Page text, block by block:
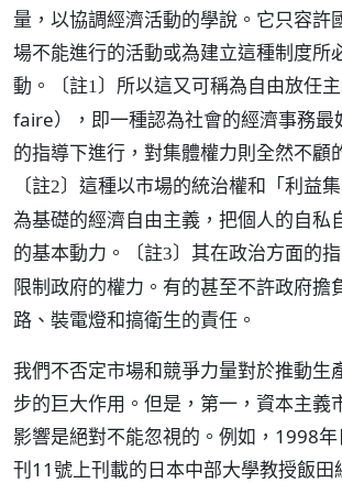
量，以協調經濟活動的學說。它只容許
場不能進行的活動或為建立這種制度所
動。
〔註1〕 所以這又可稱為自由放任
faire），即一種認為社會的經濟事務最
的指導下進行，對集體權力則全然不顧
〔註2〕 這種以市場的統治權和「利益集
為基礎的經濟自由主義，把個人的自私
的基本動力。
〔註3〕 其在政治方面的
限制政府的權力。有的甚至不許政府擔
路、裝電燈和搞衛生的責任。
我們不否定市場和競爭力量對於推動生
步的巨大作用。但是，第一，資本主義
影響是絕對不能忽視的。例如，1998
刊11號上刊載的日本中部大學教授飯田